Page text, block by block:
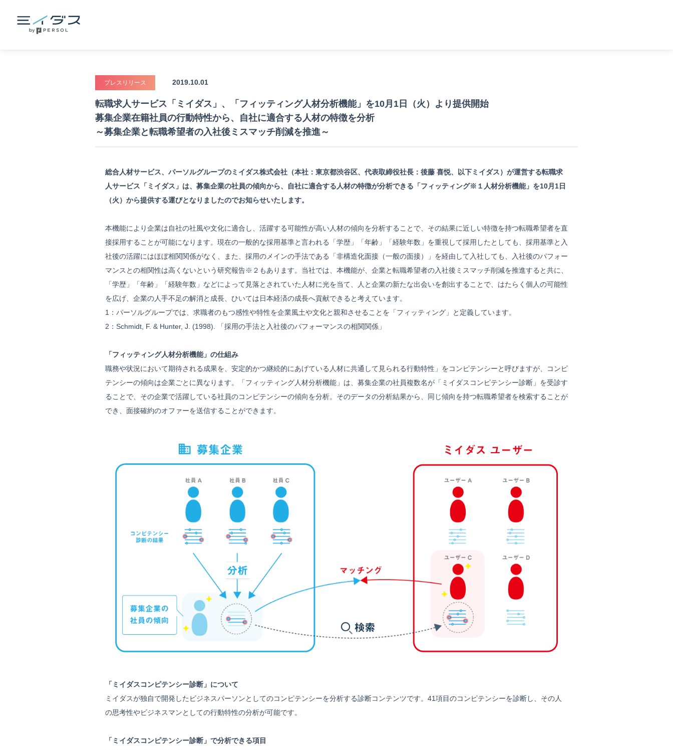
プレスリリース 2019.10.01
転職求人サービス「ミイダス」、「フィッティング人材分析機能」を10月1日（火）より提供開始
募集企業在籍社員の行動特性から、自社に適合する人材の特徴を分析
～募集企業と転職希望者の入社後ミスマッチ削減を推進～
総合人材サービス、パーソルグループのミイダス株式会社（本社：東京都渋谷区、代表取締役社長：後藤 喜悦、以下ミイダス）が運営する転職求
人サービス「ミイダス」は、募集企業の社員の傾向から、自社に適合する人材の特徴が分析できる「フィッティング※１人材分析機能」を10月1日
（火）から提供する運びとなりましたのでお知らせいたします。
本機能により企業は自社の社風や文化に適合し、活躍する可能性が高い人材の傾向を分析することで、その結果に近しい特徴を持つ転職希望者を直
接採用することが可能になります。現在の一般的な採用基準と言われる「学歴」「年齢」「経験年数」を重視して採用したとしても、採用基準と入
社後の活躍にはほぼ相関関係がなく、また、採用のメインの手法である「非構造化面接（一般の面接）」を経由して入社しても、入社後のパフォー
マンスとの相関性は高くないという研究報告※２もあります。当社では、本機能が、企業と転職希望者の入社後ミスマッチ削減を推進すると共に、
「学歴」「年齢」「経験年数」などによって見落とされていた人材に光を当て、人と企業の新たな出会いを創出することで、はたらく個人の可能性
を広げ、企業の人手不足の解消と成長、ひいては日本経済の成長へ貢献できると考えています。
1：パーソルグループでは、求職者のもつ感性や特性を企業風土や文化と親和させることを「フィッティング」と定義しています。
2：Schmidt, F. & Hunter, J. (1998). 「採用の手法と入社後のパフォーマンスの相関関係」
「フィッティング人材分析機能」の仕組み
職務や状況において期待される成果を、安定的かつ継続的にあげている人材に共通して見られる行動特性」をコンピテンシーと呼びますが、コンピ
テンシーの傾向は企業ごとに異なります。「フィッティング人材分析機能」は、募集企業の社員複数名が「ミイダスコンピテンシー診断」を受診す
ることで、その企業で活躍している社員のコンピテンシーの傾向を分析。そのデータの分析結果から、同じ傾向を持つ転職希望者を検索することが
でき、面接確約のオファーを送信することができます。
「ミイダスコンピテンシー診断」について
ミイダスが独自で開発したビジネスパーソンとしてのコンピテンシーを分析する診断コンテンツです。41項目のコンピテンシーを診断し、その人
の思考性やビジネスマンとしての行動特性の分析が可能です。
「ミイダスコンピテンシー診断」で分析できる項目